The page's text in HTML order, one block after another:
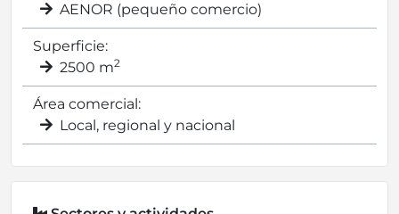
AENOR (pequeño comercio)
Superficie:
2500 m2
Área comercial:
Local, regional y nacional